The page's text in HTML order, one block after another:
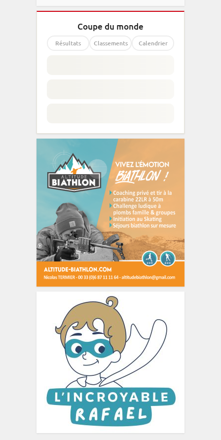
Coupe du monde
Résultats Classements Calendrier